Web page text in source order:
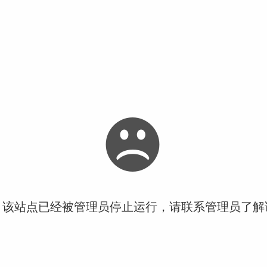
站点已经被管理员停止运行，请联系管理员了